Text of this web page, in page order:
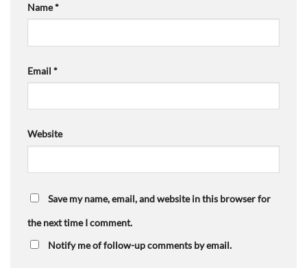
Name*
Email *
Website
Save my name, email, and website in this browser for
the next time I comment.
Notify me of follow-up comments by email.